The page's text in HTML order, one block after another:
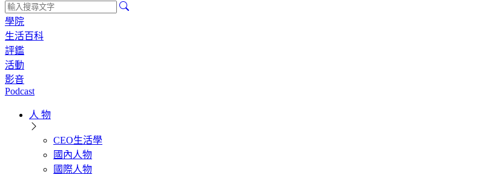
學院
生活百科
評鑑
活動
影音
Podcast
人 物
CEO生活學
國內人物
國際人物